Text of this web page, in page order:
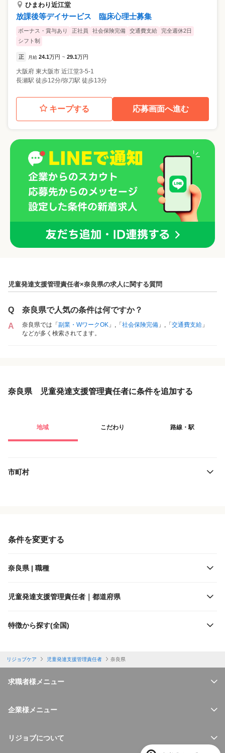
ひまわり近江堂
放課後等デイサービス 臨床心理士募集
ボーナス・賞与あり 正社員 社会保険完備 交通費支給
完全週休2日
シフト制
正 月給 24.1万円 ~ 29.1万円
大阪府 東大阪市 近江堂3-5-1
長瀬駅 徒歩12分/弥刀駅 徒歩13分
キープする 応募画面へ進む
児童発達支援管理責任者×奈良県の求人に関する質問
Q
奈良県で人気の条件は何ですか？
A
奈良県では「 副業・WワークOK 」,「 社会保険完備 」,「 交通費支給 」
などが多く検索されてます。
奈良県 児童発達支援管理責任者に条件を追加する
地域 こだわり 路線・駅
市町村
条件を変更する
奈良県 | 職種
児童発達支援管理責任者｜都道府県
特徴から探す(全国)
リジョブケア 児童発達支援管理責任者 奈良県
求職者様メニュー
企業様メニュー
リジョブについて